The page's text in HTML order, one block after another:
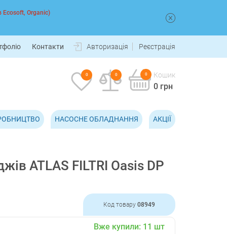
Ecosoft, Organic)
Контакти Авторизація Реєстрація
0 0 0 Кошик
0 грн
НАСОСНЕ ОБЛАДНАННЯ АКЦІЇ
ATLAS FILTRI Oasis DP
Код товару 08949
Вже купили: 11 шт